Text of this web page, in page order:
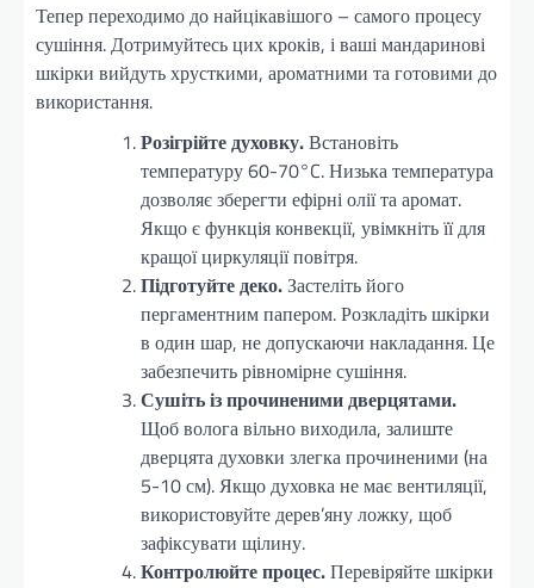
Тепер переходимо до найцікавішого – самого процесу
сушіння. Дотримуйтесь цих кроків, і ваші мандаринові
шкірки вийдуть хрусткими, ароматними та готовими до
використання.
Розігрійте духовку.Встановіть
температуру 60-70°C. Низька температура
дозволяє зберегти ефірні олії та аромат.
Якщо є функція конвекції, увімкніть її для
кращої циркуляції повітря.
Підготуйте деко.Застеліть його
пергаментним папером. Розкладіть шкірки
в один шар, не допускаючи накладання. Це
забезпечить рівномірне сушіння.
Сушіть із прочиненими дверцятами.
Щоб волога вільно виходила, залиште
дверцята духовки злегка прочиненими (на
5-10 см). Якщо духовка не має вентиляції,
використовуйте дерев’яну ложку, щоб
зафіксувати щілину.
Контролюйте процес.Перевіряйте шкірки